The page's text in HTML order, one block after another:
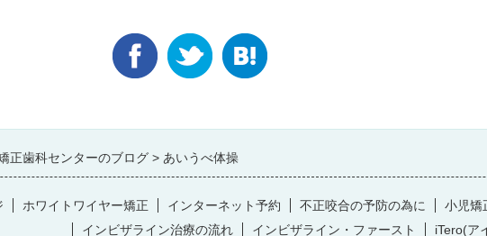
正歯科センターのブログ あいうべ体操
ホワイトワイヤー矯正 インターネット予約 不正咬合の予防の為に 小児矯
インビザライン治療の流れ
インビザライン・ファースト iTero(ア